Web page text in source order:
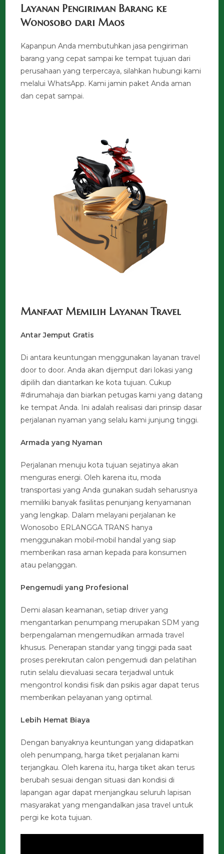
Layanan Pengiriman Barang ke
Wonosobo dari Maos
Kapanpun Anda membutuhkan jasa pengiriman
barang yang cepat sampai ke tempat tujuan dari
perusahaan yang terpercaya, silahkan hubungi kami
melalui WhatsApp. Kami jamin paket Anda aman
dan cepat sampai.
Manfaat Memilih Layanan Travel
Antar Jemput Gratis
Di antara keuntungan menggunakan layanan travel
door to door. Anda akan dijemput dari lokasi yang
dipilih dan diantarkan ke kota tujuan. Cukup
#dirumahaja dan biarkan petugas kami yang datang
ke tempat Anda. Ini adalah realisasi dari prinsip dasar
perjalanan nyaman yang selalu kami junjung tinggi.
Armada yang Nyaman
Perjalanan menuju kota tujuan sejatinya akan
menguras energi. Oleh karena itu, moda
transportasi yang Anda gunakan sudah seharusnya
memiliki banyak fasilitas penunjang kenyamanan
yang lengkap. Dalam melayani perjalanan ke
Wonosobo ERLANGGA TRANS hanya
menggunakan mobil-mobil handal yang siap
memberikan rasa aman kepada para konsumen
atau pelanggan.
Pengemudi yang Profesional
Demi alasan keamanan, setiap driver yang
mengantarkan penumpang merupakan SDM yang
berpengalaman mengemudikan armada travel
khusus. Penerapan standar yang tinggi pada saat
proses perekrutan calon pengemudi dan pelatihan
rutin selalu dievaluasi secara terjadwal untuk
mengontrol kondisi fisik dan psikis agar dapat terus
memberikan pelayanan yang optimal.
Lebih Hemat Biaya
Dengan banyaknya keuntungan yang didapatkan
oleh penumpang, harga tiket perjalanan kami
terjangkau. Oleh karena itu, harga tiket akan terus
berubah sesuai dengan situasi dan kondisi di
lapangan agar dapat menjangkau seluruh lapisan
masyarakat yang mengandalkan jasa travel untuk
pergi ke kota tujuan.